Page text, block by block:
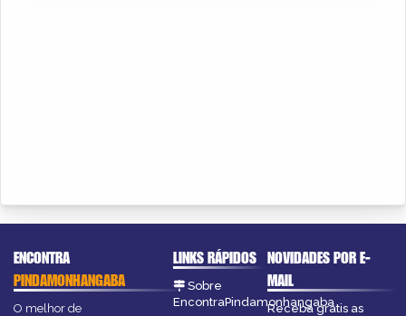
ENCONTRA
PINDAMONHANGABA
O melhor de
LINKS RÁPIDOS
Sobre
EncontraPindamonhangaba
NOVIDADES POR E-
MAIL
Receba grátis as